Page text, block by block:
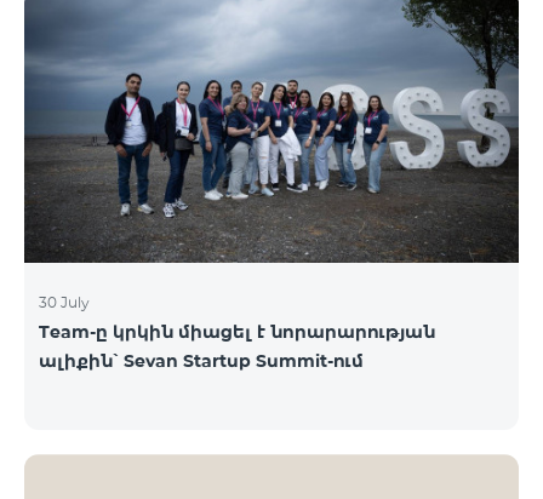
30 July
Team-ը կրկին միացել է նորարարության
ալիքին՝ Sevan Startup Summit-ում